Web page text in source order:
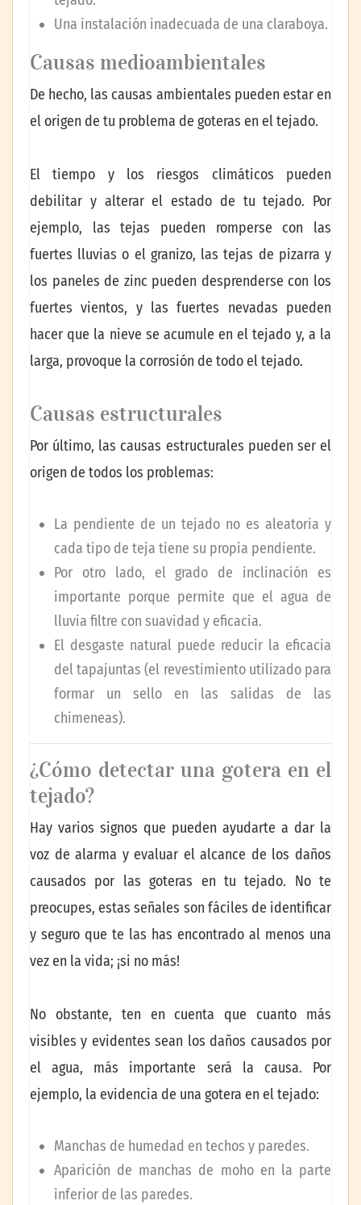
Una instalación inadecuada de una claraboya.
Causas medioambientales
De hecho, las causas ambientales pueden estar en
el origen de tu problema de goteras en el tejado.
El tiempo y los riesgos climáticos pueden
debilitar y alterar el estado de tu tejado. Por
ejemplo, las tejas pueden romperse con las
fuertes lluvias o el granizo, las tejas de pizarra y
los paneles de zinc pueden desprenderse con los
fuertes vientos, y las fuertes nevadas pueden
hacer que la nieve se acumule en el tejado y, a la
larga, provoque la corrosión de todo el tejado.
Causas estructurales
Por último, las causas estructurales pueden ser el
origen de todos los problemas:
La pendiente de un tejado no es aleatoria y
cada tipo de teja tiene su propia pendiente.
Por otro lado, el grado de inclinación es
importante porque permite que el agua de
lluvia filtre con suavidad y eficacia.
El desgaste natural puede reducir la eficacia
del tapajuntas (el revestimiento utilizado para
formar un sello en las salidas de las
chimeneas).
¿Cómo detectar una gotera en el
tejado?
Hay varios signos que pueden ayudarte a dar la
voz de alarma y evaluar el alcance de los daños
causados por las goteras en tu tejado. No te
preocupes, estas señales son fáciles de identificar
y seguro que te las has encontrado al menos una
vez en la vida; ¡si no más!
No obstante, ten en cuenta que cuanto más
visibles y evidentes sean los daños causados por
el agua, más importante será la causa. Por
ejemplo, la evidencia de una gotera en el tejado:
Manchas de humedad en techos y paredes.
Aparición de manchas de moho en la parte
inferior de las paredes.